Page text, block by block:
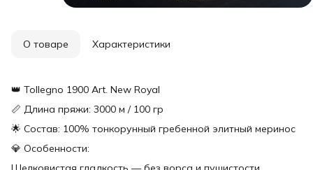
О товаре Характеристики
👑 Tollegno 1900 Art. New Royal
📏 Длина пряжи: 3000 м / 100 гр
🌟 Состав: 100% тонкорунный гребенной элитный меринос
💎 Особенности: